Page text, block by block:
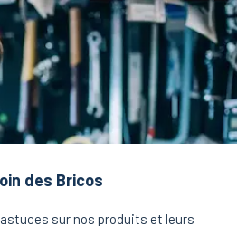
des Bricos
sur nos produits et leurs